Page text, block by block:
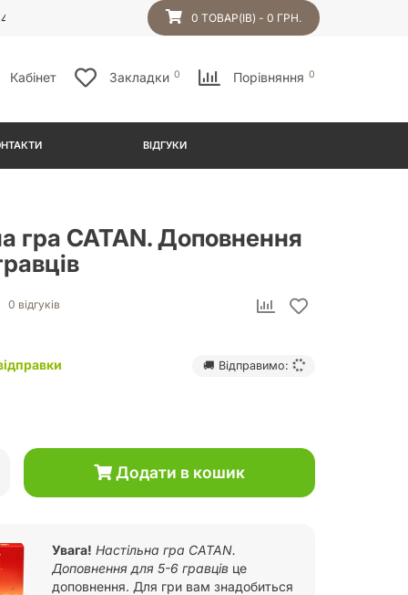
0 ТОВАР(ІВ) - 0 ГРН.
Кабінет Закладки 0 Порівняння 0
ВІДГУКИ
гра CATAN. Доповнення
0 відгуків
🚚 Відправимо:
Додати в кошик
Увага! Настільна гра CATAN.
Доповнення для 5-6 гравців це
доповнення. Для гри вам знадобиться